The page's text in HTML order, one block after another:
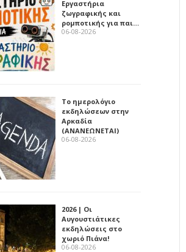
Εργαστήρια
ζωγραφικής και
ρομποτικής για παι…
06-08-2026
Το ημερολόγιο
εκδηλώσεων στην
Αρκαδία
(ΑΝΑΝΕΩΝΕΤΑΙ)
06-08-2026
2026 | Οι
Αυγουστιάτικες
εκδηλώσεις στο
χωριό Πιάνα!
06-08-2026